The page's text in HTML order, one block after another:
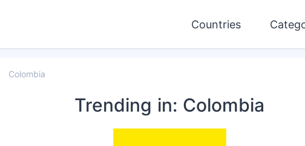
Countries
Colombia
Trending in: Colombia